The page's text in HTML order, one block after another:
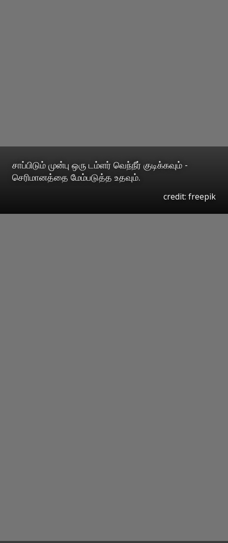
சாப்பிடும் முன்பு ஒரு டம்ளர் வெந்நீர் குடிக்கவும் -
செரிமானத்தை மேம்படுத்த உதவும்.
credit: freepik